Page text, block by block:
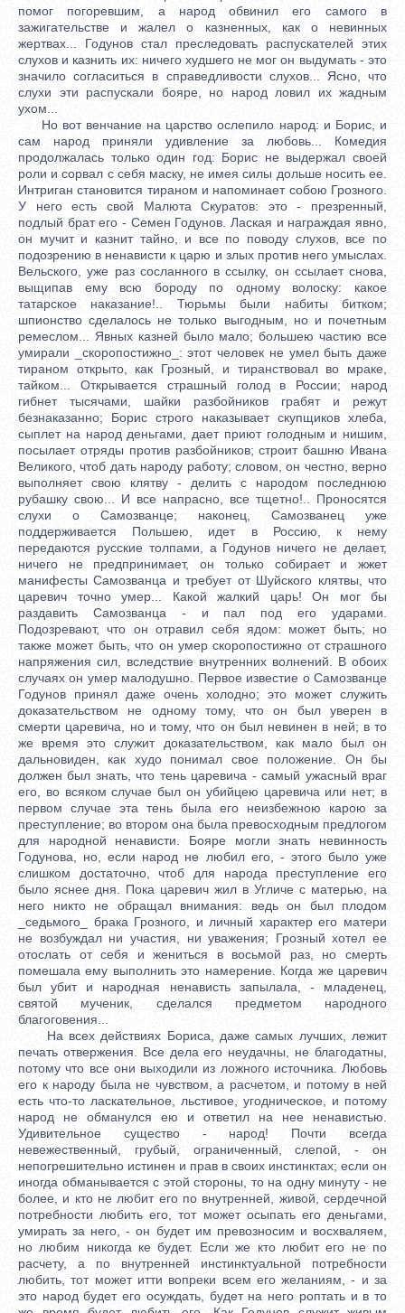
помог погоревшим, а народ обвинил его самого в
зажигательстве и жалел о казненных, как о невинных
жертвах... Годунов стал преследовать распускателей этих
слухов и казнить их: ничего худшего не мог он выдумать - это
значило согласиться в справедливости слухов... Ясно, что
слухи эти распускали бояре, но народ ловил их жадным
ухом...
Но вот венчание на царство ослепило народ: и Борис, и
сам народ приняли удивление за любовь... Комедия
продолжалась только один год: Борис не выдержал своей
роли и сорвал с себя маску, не имея силы дольше носить ее.
Интриган становится тираном и напоминает собою Грозного.
У него есть свой Малюта Скуратов: это - презренный,
подлый брат его - Семен Годунов. Лаская и награждая явно,
он мучит и казнит тайно, и все по поводу слухов, все по
подозрению в ненависти к царю и злых против него умыслах.
Вельского, уже раз сосланного в ссылку, он ссылает снова,
выщипав ему всю бороду по одному волоску: какое
татарское наказание!.. Тюрьмы были набиты битком;
шпионство сделалось не только выгодным, но и почетным
ремеслом... Явных казней было мало; большею частию все
умирали _скоропостижно_: этот человек не умел быть даже
тираном открыто, как Грозный, и тиранствовал во мраке,
тайком... Открывается страшный голод в России; народ
гибнет тысячами, шайки разбойников грабят и режут
безнаказанно; Борис строго наказывает скупщиков хлеба,
сыплет на народ деньгами, дает приют голодным и нишим,
посылает отряды против разбойников; строит башню Ивана
Великого, чтоб дать народу работу; словом, он честно, верно
выполняет свою клятву - делить с народом последнюю
рубашку свою... И все напрасно, все тщетно!.. Проносятся
слухи о Самозванце; наконец, Самозванец уже
поддерживается Польшею, идет в Россию, к нему
передаются русские толпами, а Годунов ничего не делает,
ничего не предпринимает, он только собирает и жжет
манифесты Самозванца и требует от Шуйского клятвы, что
царевич точно умер... Какой жалкий царь! Он мог бы
раздавить Самозванца - и пал под его ударами.
Подозревают, что он отравил себя ядом: может быть; но
также может быть, что он умер скоропостижно от страшного
напряжения сил, вследствие внутренних волнений. В обоих
случаях он умер малодушно. Первое известие о Самозванце
Годунов принял даже очень холодно; это может служить
доказательством не одному тому, что он был уверен в
смерти царевича, но и тому, что он был невинен в ней; в то
же время это служит доказательством, как мало был он
дальновиден, как худо понимал свое положение. Он бы
должен был знать, что тень царевича - самый ужасный враг
его, во всяком случае был он убийцею царевича или нет; в
первом случае эта тень была его неизбежною карою за
преступление; во втором она была превосходным предлогом
для народной ненависти. Бояре могли знать невинность
Годунова, но, если народ не любил его, - этого было уже
слишком достаточно, чтоб для народа преступление его
было яснее дня. Пока царевич жил в Угличе с матерью, на
него никто не обращал внимания: ведь он был плодом
_седьмого_ брака Грозного, и личный характер его матери
не возбуждал ни участия, ни уважения; Грозный хотел ее
отослать от себя и жениться в восьмой раз, но смерть
помешала ему выполнить это намерение. Когда же царевич
был убит и народная ненависть запылала, - младенец,
святой мученик, сделался предметом народного
благоговения...
На всех действиях Бориса, даже самых лучших, лежит
печать отвержения. Все дела его неудачны, не благодатны,
потому что все они выходили из ложного источника. Любовь
его к народу была не чувством, а расчетом, и потому в ней
есть что-то ласкательное, льстивое, угодническое, и потому
народ не обманулся ею и ответил на нее ненавистью.
Удивительное существо - народ! Почти всегда
невежественный, грубый, ограниченный, слепой, - он
непогрешительно истинен и прав в своих инстинктах; если он
иногда обманывается с этой стороны, то на одну минуту - не
более, и кто не любит его по внутренней, живой, сердечной
потребности любить его, тот может осыпать его деньгами,
умирать за него, - он будет им превозносим и восхваляем,
но любим никогда ке будет. Если же кто любит его не по
расчету, а по внутренней инстинктуальной потребности
любить, тот может итти вопреки всем его желаниям, - и за
это народ будет его осуждать, будет на него роптать и в то